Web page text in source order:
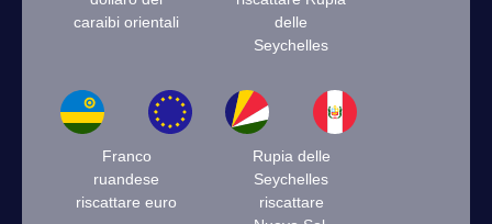
caraibi orientali
delle
Seychelles
Franco
ruandese
riscattare euro
Rupia delle
Seychelles
riscattare